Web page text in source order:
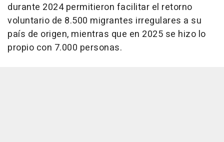
durante 2024 permitieron facilitar el retorno
voluntario de 8.500 migrantes irregulares a su
país de origen, mientras que en 2025 se hizo lo
propio con 7.000 personas.